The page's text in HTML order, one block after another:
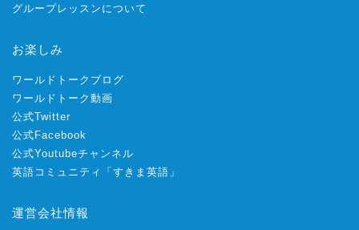
グループレッスンについて
お楽しみ
ワールドトークブログ
ワールドトーク動画
公式Twitter
公式Facebook
公式Youtubeチャンネル
英語コミュニティ「すきま英語」
運営会社情報